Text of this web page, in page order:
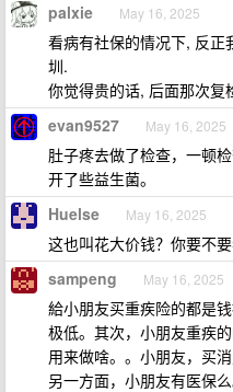
palxie May 16, 2025
看病有社保的情况下, 反正
圳.
你觉得贵的话, 后面那次复
evan9527 May 16, 2025
肚子疼去做了检查，一顿
开了些益生菌。
Huelse May 16, 2025
这也叫花大价钱？你要不
sampeng May 16, 2025
給小朋友买重疾险的都是
极低。其次，小朋友重疾
用来做啥。。小朋友，买
另一方面，小朋友有医保